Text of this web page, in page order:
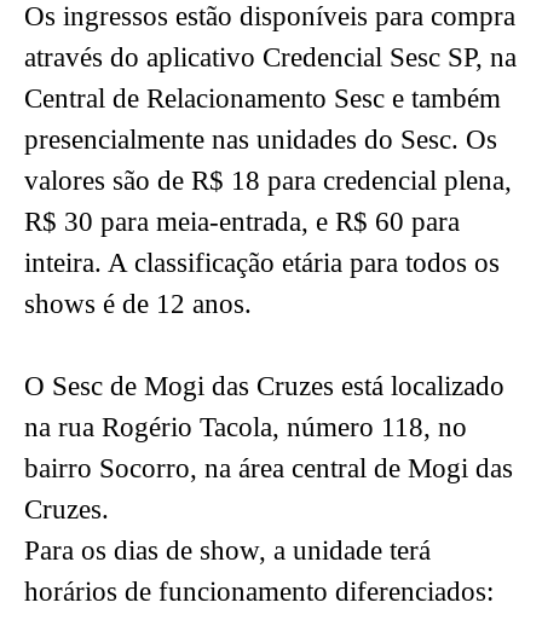
Os ingressos estão disponíveis para compra
através do aplicativo Credencial Sesc SP, na
Central de Relacionamento Sesc e também
presencialmente nas unidades do Sesc. Os
valores são de R$ 18 para credencial plena,
R$ 30 para meia-entrada, e R$ 60 para
inteira. A classificação etária para todos os
shows é de 12 anos.
O Sesc de Mogi das Cruzes está localizado
na rua Rogério Tacola, número 118, no
bairro Socorro, na área central de Mogi das
Cruzes.
Para os dias de show, a unidade terá
horários de funcionamento diferenciados: